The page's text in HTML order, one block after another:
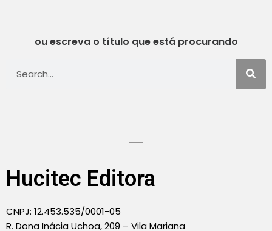
ou escreva o título que está procurando
Hucitec Editora
CNPJ: 12.453.535/0001-05
R. Dona Inácia Uchoa, 209 – Vila Mariana